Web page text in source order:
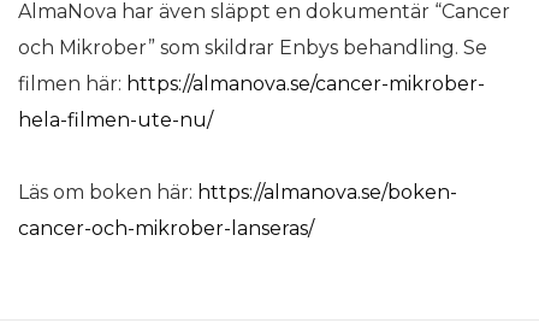
AlmaNova har även släppt en dokumentär “Cancer
och Mikrober” som skildrar Enbys behandling. Se
filmen här: https://almanova.se/cancer-mikrober-
hela-filmen-ute-nu/
Läs om boken här: https://almanova.se/boken-
cancer-och-mikrober-lanseras/